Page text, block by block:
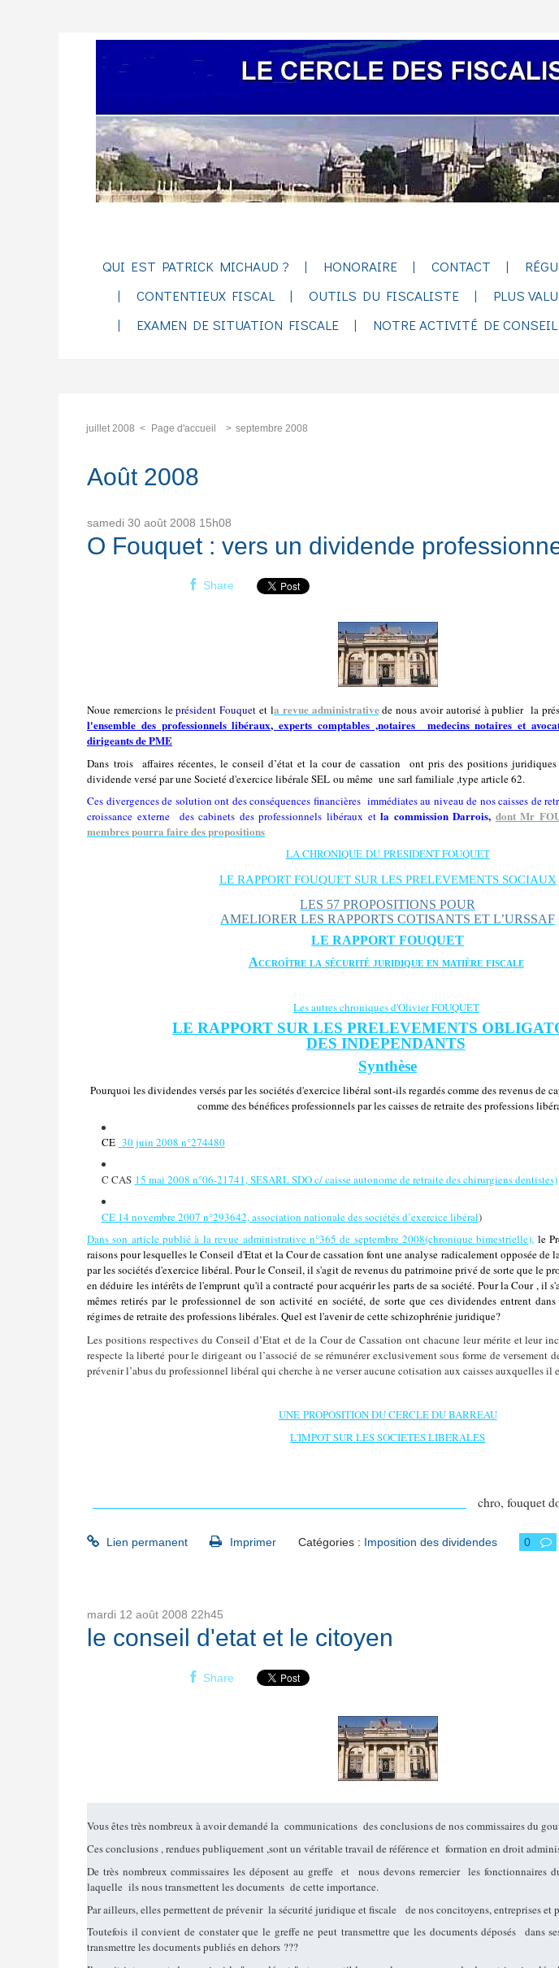
QUI EST PATRICK MICHAUD ? HONORAIRE CONTACT
CONTENTIEUX FISCAL
OUTILS DU FISCALISTE PLUS
EXAMEN DE SITUATION FISCALE
NOTRE ACTIVITÉ DE
juillet 2008 Page d'accueil septembre 2008
Août 2008
samedi 30 août 2008 15h08
O Fouquet : vers un dividende
Share
Noue remercions leprésident Fouquet et la revue administrativede nous avoir autorisé à publier la
l'ensemble des professionnels libéraux, experts comptables ,notaires medecins notaires et
dirigeants de PME
Dans trois affaires récentes, le conseil d’état et la cour de cassation ont pris des positions juridiques
dividende versé par une Societé d'exercice libérale SEL ou même une sarl familiale ,type article 62.
Ces divergences de solution ont des conséquences financières immédiates au niveau de nos caisses de
croissance externe
des cabinets des professionnels libéraux etla commission Darrois, dont Mr
membres pourra faire des propositions
LA CHRONIQUE DU PRESIDENT FOUQUET
LE RAPPORT FOUQUET SUR LES PRELEVEMENTS SOCIAUX
LES 57 PROPOSITIONS POUR
AMELIORER LES RAPPORTS COTISANTS ET L’URSSAF
LE RAPPORT FOUQUET
Accroître la sécurité juridique en matière fiscale
Les autres chroniques d'Olivier FOUQUET
LE RAPPORT SUR LES PRELEVEMENTS
DES INDEPENDANTS
Synthèse
Pourquoi les dividendes versés par les sociétés d'exercice libéral sont-ils regardés comme des revenus de
comme des bénéfices professionnels par les caisses de retraite des professions
CE 30 juin 2008 n°274480
C CAS 15 mai 2008 n°06-21741, SESARL SDO c/ caisse autonome de retraite des chirurgiens dentistes)
CE 14 novembre 2007 n°293642, association nationale des sociétés d’exercice libéral)
Dans son article publié à la revue administrative n°365 de septembre 2008(chronique bimestrielle), le
raisons pour lesquelles le Conseil d'Etat et la Cour de cassation font une analyse radicalement opposée de
par les sociétés d'exercice libéral. Pour le Conseil, il s'agit de revenus du patrimoine privé de sorte que le
en déduire les intérêts de l'emprunt qu'il a contracté pour acquérir les parts de sa société. Pour la Cour , il
mêmes retirés par le professionnel de son activité en société, de sorte que ces dividendes entrent
régimes de retraite des professions libérales. Quel est l'avenir de cette schizophrénie juridique?
Les positions respectives du Conseil d’Etat et de la Cour de Cassation ont chacune leur mérite et leur
respecte la liberté pour le dirigeant ou l’associé de se rémunérer exclusivement sous forme de versement
prévenir l’abus du professionnel libéral qui cherche à ne verser aucune cotisation aux caisses auxquelles il
UNE PROPOSITION DU CERCLE DU BARREAU
L'IMPOT SUR LES SOCIETES LIBERALES
chro, fouquet
Lien permanent Imprimer Catégories : Imposition des dividendes 0
mardi 12 août 2008 22h45
le conseil d'etat et le citoyen
Share
Vous êtes très nombreux à avoir demandé la communications des conclusions de nos commissaires du
Ces conclusions , rendues publiquement ,sont un véritable travail de référence et formation en droit
De très nombreux commissaires les déposent au greffe
et nous devons remercier les fonctionnaires
laquelle ils nous transmettent les documents de cette importance.
Par ailleurs, elles permettent de prévenir la sécurité juridique et fiscale de nos concitoyens, entreprises et
Toutefois il convient de constater que le greffe ne peut transmettre que les documents déposés
dans
transmettre les documents publiés en dehors ???